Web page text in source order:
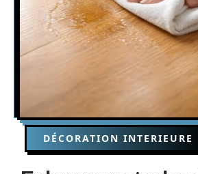
DÉCORATION INTERIEURE